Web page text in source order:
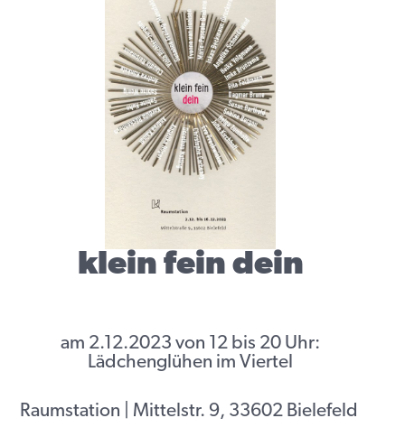
klein fein dein
am 2.12.2023 von 12 bis 20 Uhr:
Lädchenglühen im Viertel
Raumstation | Mittelstr. 9, 33602 Bielefeld